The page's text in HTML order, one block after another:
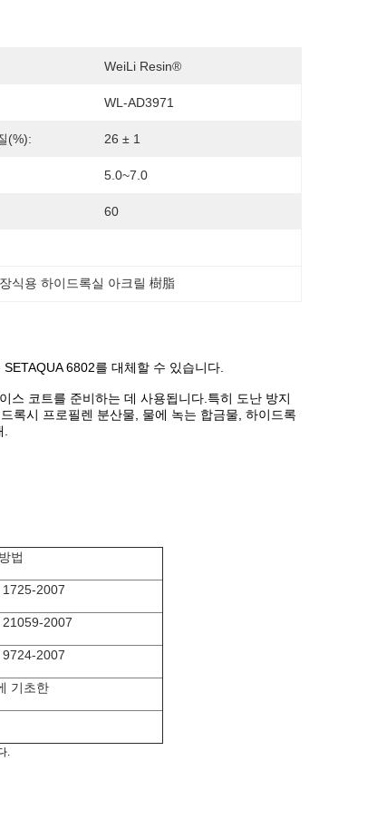
WeiLi Resin®
WL-AD3971
(%): 26 ± 1
5.0~7.0
60
장식용 하이드록실 아크릴 樹脂
6802를 대체할 수 있습니다.
스 코트를 준비하는 데 사용됩니다.특히 도난 방지
록시 프로필렌 분산물, 물에 녹는 합금물, 하이드록
법
2007
21059-2007
2007
기초한
.